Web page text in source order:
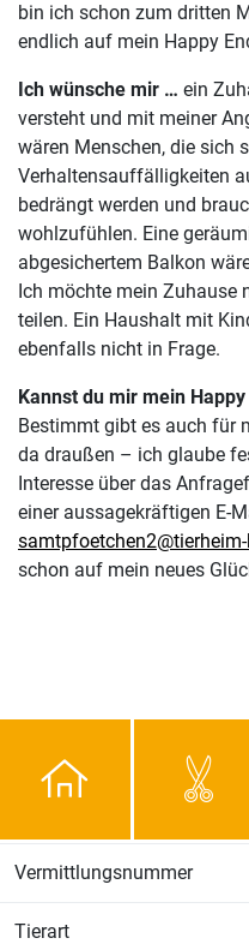
bin ich schon zum dritten
endlich auf mein Happy
Ich wünsche mir … ein
versteht und mit meiner
wären Menschen, die sich
Verhaltensauffälligkeiten
bedrängt werden und
wohlzufühlen. Eine
abgesichertem Balkon
Ich möchte mein Zuhause
teilen. Ein Haushalt mit
ebenfalls nicht in Frage.
Kannst du mir mein
Bestimmt gibt es auch für
da draußen – ich glaube
Interesse über das
einer aussagekräftigen E-
schon auf mein neues
Vermittlungsnummer
Tierart